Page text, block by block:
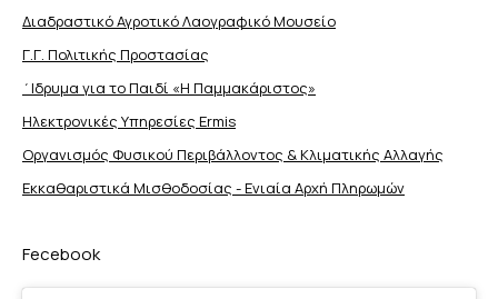
Διαδραστικό Αγροτικό Λαογραφικό Μουσείο
Γ.Γ. Πολιτικής Προστασίας
΄Ιδρυμα για το Παιδί «Η Παμμακάριστος»
Ηλεκτρονικές Υπηρεσίες Ermis
Οργανισμός Φυσικού Περιβάλλοντος & Κλιματικής Aλλαγής
Εκκαθαριστικά Μισθοδοσίας - Ενιαία Αρχή Πληρωμών
Fecebook